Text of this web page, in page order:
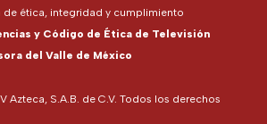
Azteca, S.A.B. de C.V. Todos los derechos
de ética, integridad y cumplimiento
y Código de Ética de Televisión
del Valle de México